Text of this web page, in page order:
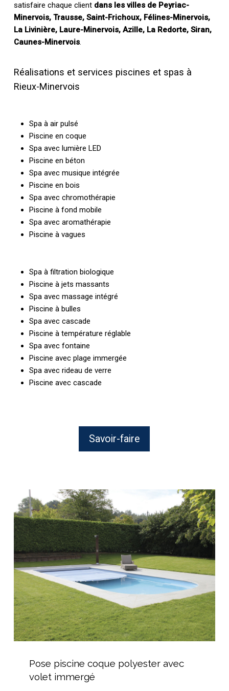
satisfaire chaque client dans les villes de Peyriac-
Minervois, Trausse, Saint-Frichoux, Félines-Minervois,
La Livinière, Laure-Minervois, Azille, La Redorte, Siran,
Caunes-Minervois.
Réalisations et services piscines et spas à
Rieux-Minervois
Spa à air pulsé
Piscine en coque
Spa avec lumière LED
Piscine en béton
Spa avec musique intégrée
Piscine en bois
Spa avec chromothérapie
Piscine à fond mobile
Spa avec aromathérapie
Piscine à vagues
Spa à filtration biologique
Piscine à jets massants
Spa avec massage intégré
Piscine à bulles
Spa avec cascade
Piscine à température réglable
Spa avec fontaine
Piscine avec plage immergée
Spa avec rideau de verre
Piscine avec cascade
Savoir-faire
Pose
piscine
coque
polyester
avec
volet
immergé
piscinePose piscine coque polyester avec
volet immergé